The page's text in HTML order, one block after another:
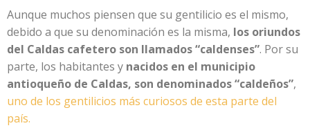
Aunque muchos piensen que su gentilicio es el mismo,
debido a que su denominación es la misma, los oriundos
del Caldas cafetero son llamados “caldenses”. Por su
parte, los habitantes y nacidos en el municipio
antioqueño de Caldas, son denominados “caldeños”,
uno de los gentilicios más curiosos de esta parte del
país.